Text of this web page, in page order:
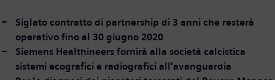
Siglato contratto di partnership di 3 anni che resterà
operativo fino al 30 giugno 2020
Siemens Healthineers fornirà alla società calcistica
sistemi ecografici e radiografici all’avanguardia